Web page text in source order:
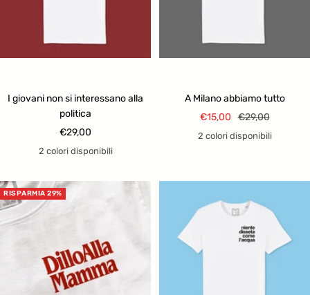
I giovani non si interessano alla
politica
Prezzo
di
€29,00
2 colori disponibili
A Milano abbiamo tutto
Prezzo
di
€15,00 Prezzo
regolare
€29,00
2 colori disponibili
RISPARMIA 29%